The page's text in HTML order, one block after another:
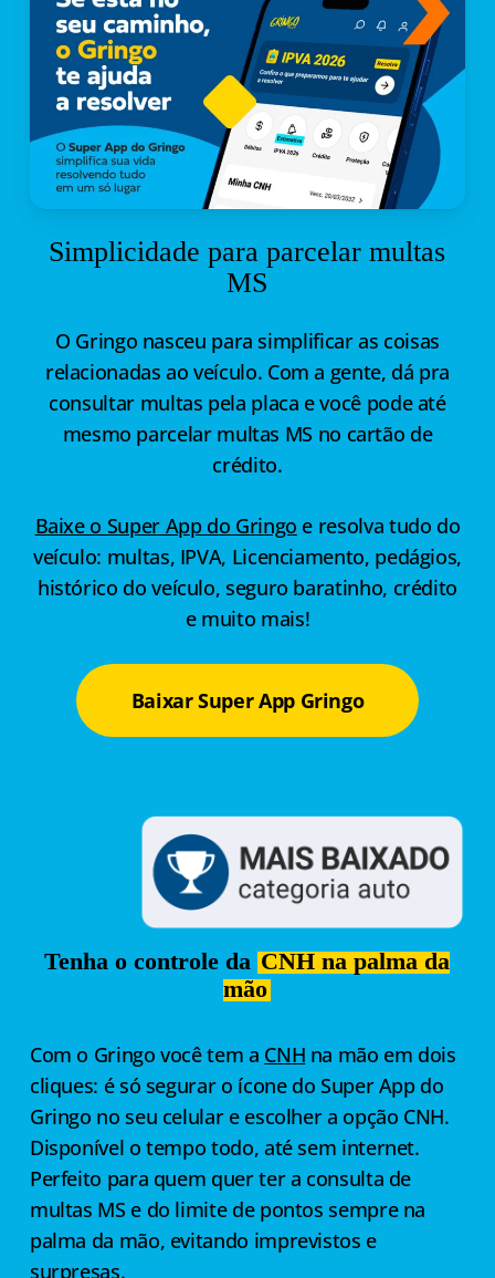
Simplicidade para parcelar multas
MS
O Gringo nasceu para simplificar as coisas
relacionadas ao veículo. Com a gente, dá pra
consultar multas pela placa e você pode até
mesmo parcelar multas MS no cartão de
crédito.
Baixe o Super App do Gringo e resolva tudo do
veículo: multas, IPVA, Licenciamento, pedágios,
histórico do veículo, seguro baratinho, crédito
e muito mais!
Baixar Super App Gringo
Tenha o controle daCNH na palma da
mão
Com o Gringo você tem a CNH na mão em dois
cliques: é só segurar o ícone do Super App do
Gringo no seu celular e escolher a opção CNH.
Disponível o tempo todo, até sem internet.
Perfeito para quem quer ter a consulta de
multas MS e do limite de pontos sempre na
palma da mão, evitando imprevistos e
surpresas.